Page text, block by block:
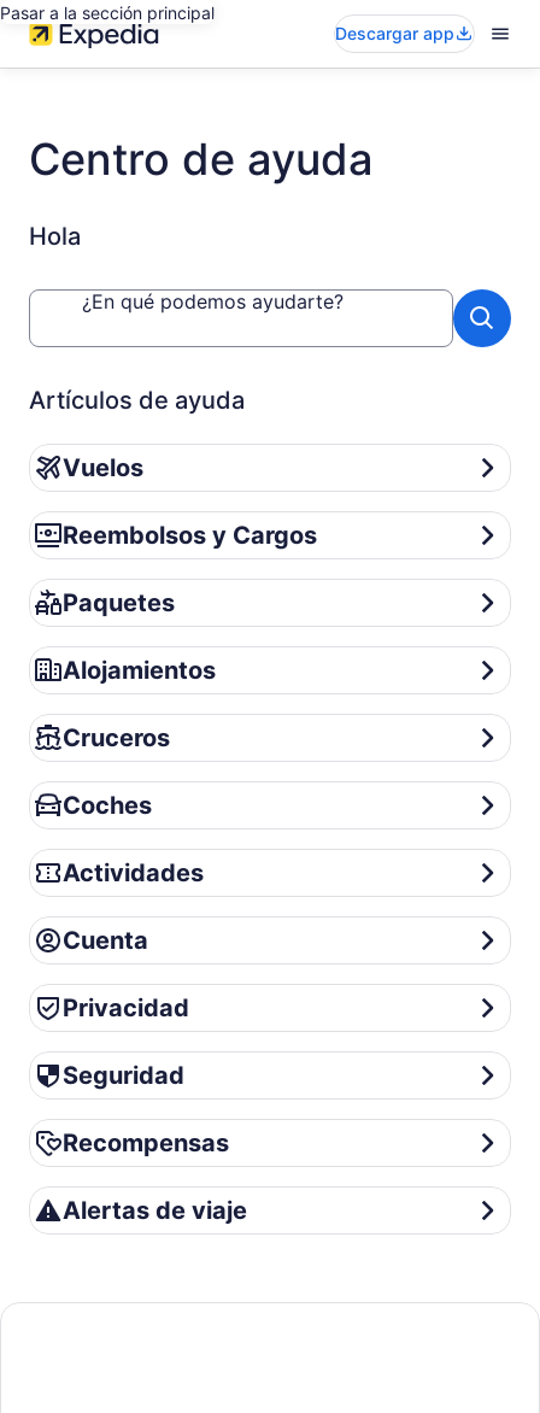
Pasar a la sección principal
Descargar app
Centro de ayuda
Hola
¿En qué podemos ayudarte?
Artículos de ayuda
Vuelos
Vuelos
Reembolsos y Cargos
Reembolsos y Cargos
Paquetes
Paquetes
Alojamientos
Alojamientos
Cruceros
Cruceros
Coches
Coches
Actividades
Actividades
Cuenta
Cuenta
Privacidad
Privacidad
Seguridad
Seguridad
Recompensas
Recompensas
Alertas de viaje
Alertas de viaje